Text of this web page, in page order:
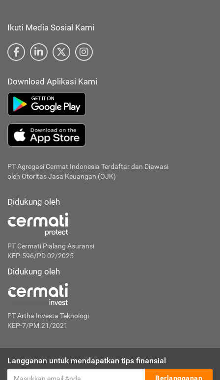
Ikuti Media Sosial Kami
Download Aplikasi Kami
PT Agregasi Cermat Indonesia Terdaftar dan Diawasi
oleh Otoritas Jasa Keuangan (OJK)
Didukung oleh
PT Cermati Pialang Asuransi
KEP-596/PD.02/2025
Didukung oleh
PT Artha Investa Teknologi
KEP-7/PM.21/2021
Langganan untuk mendapatkan tips finansial
Berlangganan